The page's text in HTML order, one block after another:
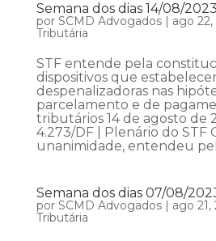
Semana dos dias 14/08/
por SCMD Advogados| ago 22,
Tributária
STF entende pela
dispositivos que
despenalizadoras nas
parcelamento e de
tributários 14 de agosto de
4.273/DF | Plenário do STF
unanimidade, entendeu
Semana dos dias 07/08/
por SCMD Advogados| ago 21,
Tributária